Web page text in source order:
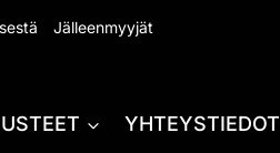
Jälleenmyyjät
YHTEYSTIEDOT